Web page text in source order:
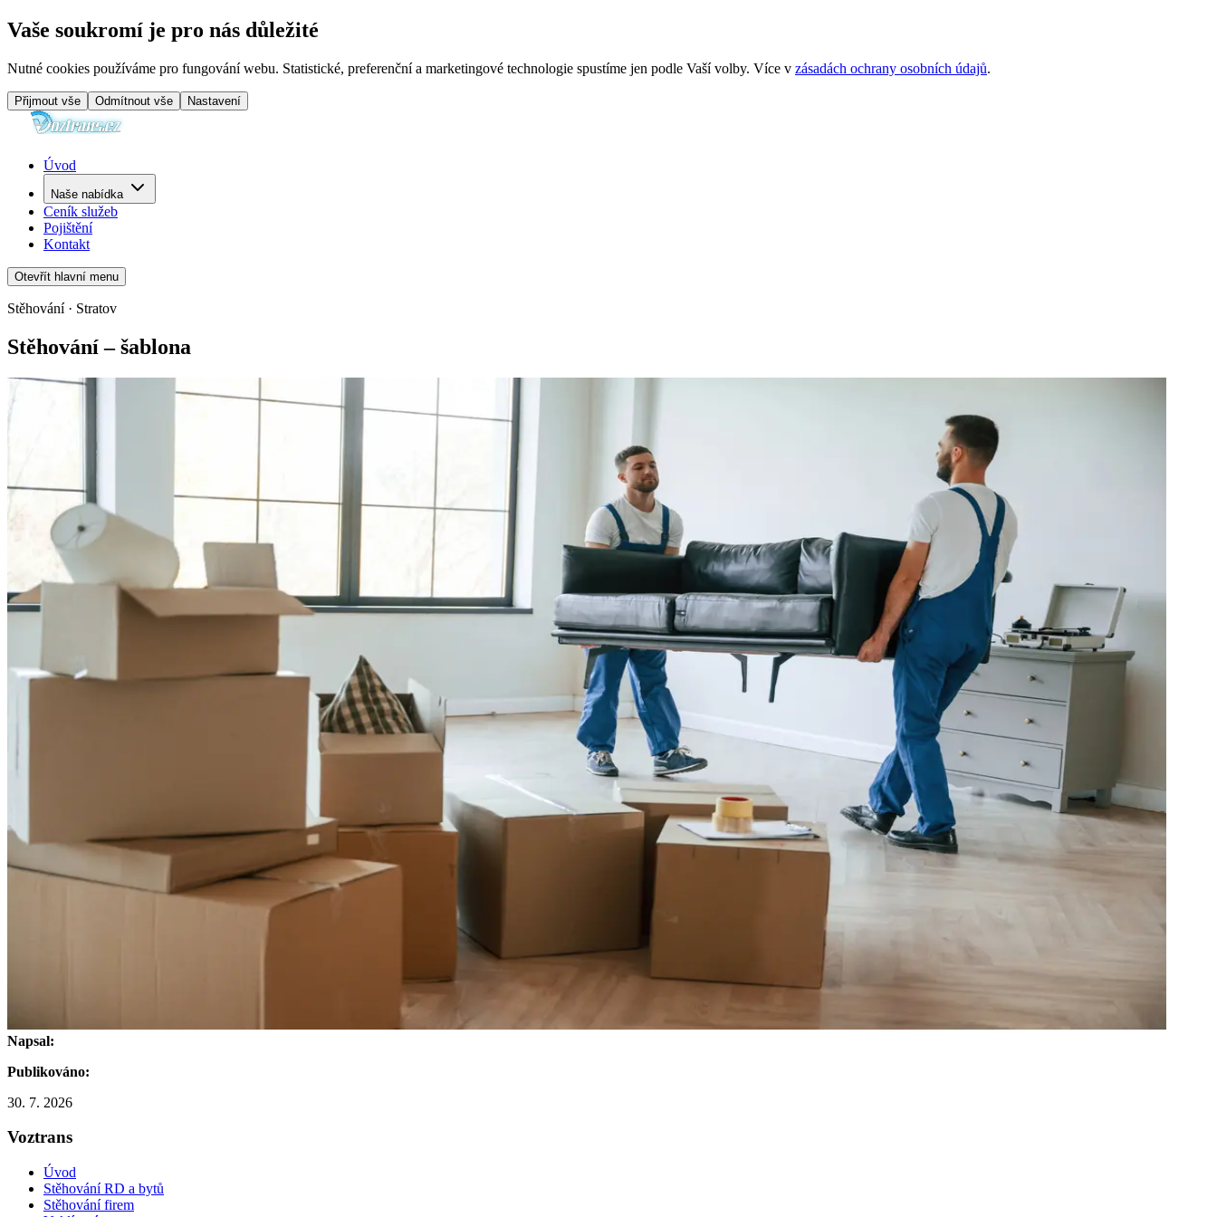
Vaše soukromí je pro nás důležité
Nutné cookies používáme pro fungování webu. Statistické, preferenční a marketingové technologie spustíme jen podle Vaší volby. Více v zásadách ochrany osobních údajů.
Přijmout vše Odmítnout vše Nastavení
Úvod
Naše nabídka
Ceník služeb
Pojištění
Kontakt
Otevřít hlavní menu
Stěhování · Stratov
Stěhování – šablona
Napsal:
Publikováno:
30. 7. 2026
Voztrans
Úvod
Stěhování RD a bytů
Stěhování firem